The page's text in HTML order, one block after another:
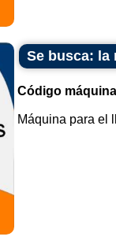
Se busca: la
Código
Máquina para el